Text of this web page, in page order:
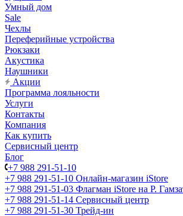
Умный дом
Sale
Чехлы
Переферийные устройства
Рюкзаки
Акустика
Наушники
Акции
Программа лояльности
Услуги
Контакты
Компания
Как купить
Сервисный центр
Блог
+7 988 291-51-10
+7 988 291-51-10 Онлайн-магазин iStore
+7 988 291-51-03 Флагман iStore на Р.
+7 988 291-51-14 Сервисный центр
+7 988 291-51-30 Трейд-ин